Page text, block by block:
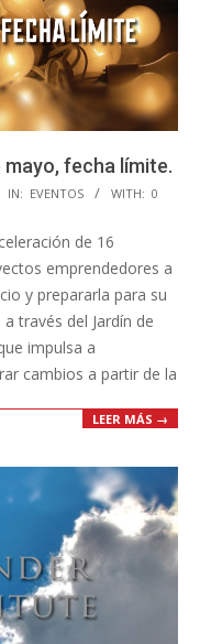
mayo, fecha límite.
IN: EVENTOS WITH: 0
de 16
emprendedores a
y prepararla para su
través del Jardín de
impulsa a
cambios a partir de la
LEER MÁS →